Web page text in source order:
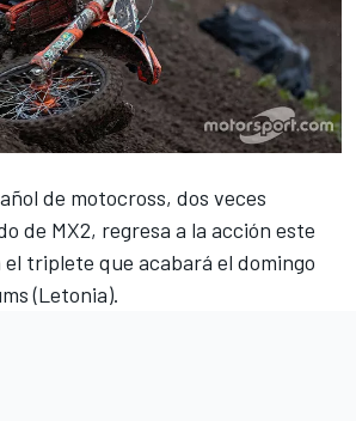
de motocross, dos veces
de MX2, regresa a la acción este
triplete que acabará el domingo
(Letonia).